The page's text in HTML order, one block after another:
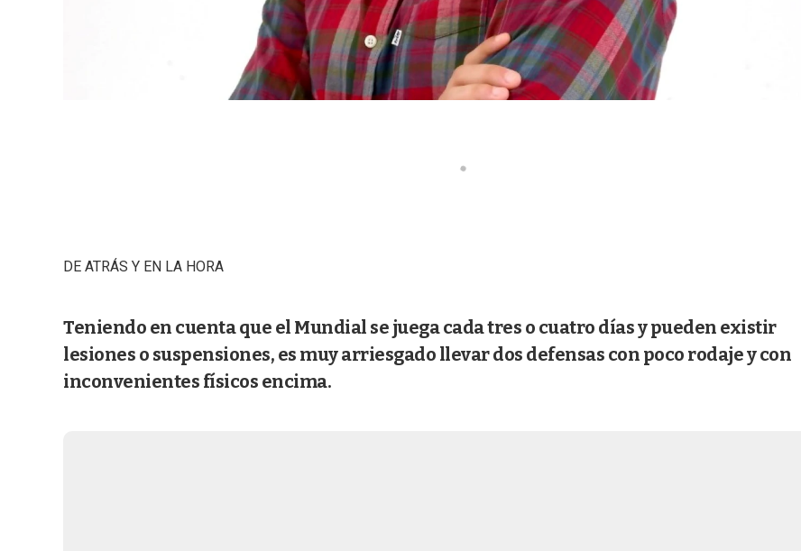
DE ATRÁS Y EN LA HORA
Teniendo en cuenta que el Mundial se juega cada tres o cuatro días y pueden existir
lesiones o suspensiones, es muy arriesgado llevar dos defensas con poco rodaje y con
inconvenientes físicos encima.